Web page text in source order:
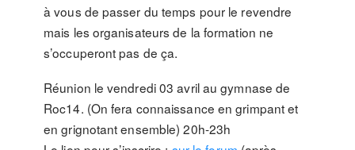
à vous de passer du temps pour le revendre
mais les organisateurs de la formation ne
s’occuperont pas de ça.
Réunion le vendredi 03 avril au gymnase de
Roc14. (On fera connaissance en grimpant et
en grignotant ensemble) 20h-23h